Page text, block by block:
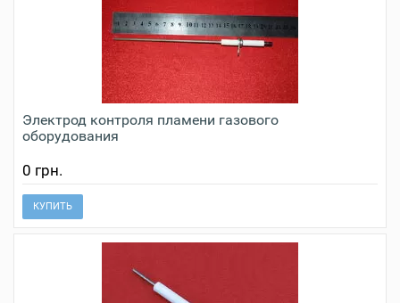
Электрод контроля пламени газового
оборудования
0 грн.
КУПИТЬ